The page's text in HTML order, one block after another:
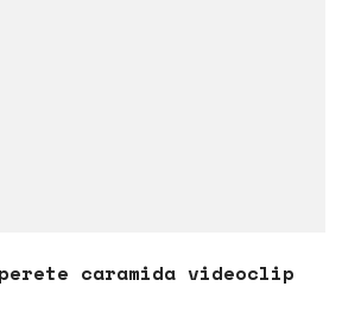
caramida videoclip